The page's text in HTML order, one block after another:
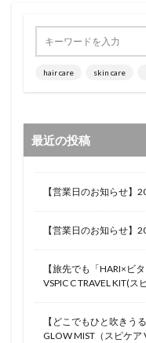
hair care skin care
最近の投稿
【営業日のお知らせ】
【営業日のお知らせ】
【旅先でも「HARI×ビ
VSPIC C TRAVEL KIT(
【どこでもひと吹きう
GLOW MIST（スピケア